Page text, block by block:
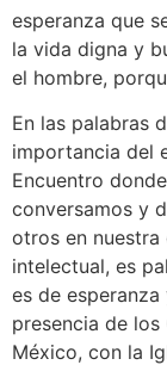
esperanza que
la vida digna y
el hombre,
En las palabras
importancia del
Encuentro
conversamos y
otros en nuestra
intelectual, es
es de
presencia de
México, con la